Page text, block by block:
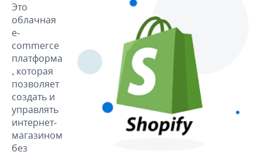
Это
облачная
e-
commerce
платформа
, которая
позволяет
создать и
управлять
интернет-
магазином
без